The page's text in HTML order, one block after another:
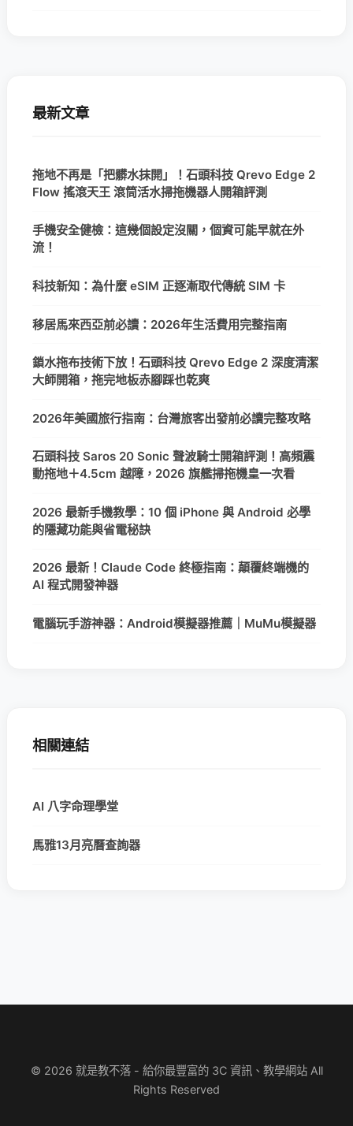
最新文章
拖地不再是「把髒水抹開」！石頭科技 Qrevo Edge 2
Flow 搖滾天王 滾筒活水掃拖機器人開箱評測
手機安全健檢：這幾個設定沒關，個資可能早就在外
流！
科技新知：為什麼 eSIM 正逐漸取代傳統 SIM 卡
移居馬來西亞前必讀：2026年生活費用完整指南
鎖水拖布技術下放！石頭科技 Qrevo Edge 2 深度清潔
大師開箱，拖完地板赤腳踩也乾爽
2026年美國旅行指南：台灣旅客出發前必讀完整攻略
石頭科技 Saros 20 Sonic 聲波騎士開箱評測！高頻震
動拖地＋4.5cm 越障，2026 旗艦掃拖機皇一次看
2026 最新手機教學：10 個 iPhone 與 Android 必學
的隱藏功能與省電秘訣
2026 最新！Claude Code 終極指南：顛覆終端機的
AI 程式開發神器
電腦玩手游神器：Android模擬器推薦｜MuMu模擬器
相關連結
AI 八字命理學堂
馬雅13月亮曆查詢器
© 2026 就是教不落 - 給你最豐富的 3C 資訊、教學網站 All
Rights Reserved